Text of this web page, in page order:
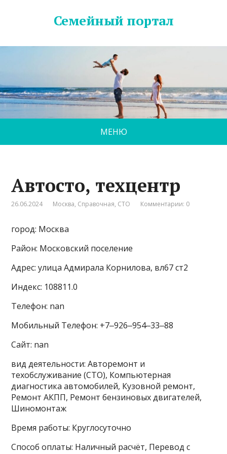
Семейный портал
МЕНЮ
Автосто, техцентр
26.06.2024 Москва, Справочная, СТО Комментарии: 0
город: Москва
Район: Московский поселение
Адрес: улица Адмирала Корнилова, вл67 ст2
Индекс: 108811.0
Телефон: nan
Мобильный Телефон: +7‒926‒954‒33‒88
Сайт: nan
вид деятельности: Авторемонт и
техобслуживание (СТО), Компьютерная
диагностика автомобилей, Кузовной ремонт,
Ремонт АКПП, Ремонт бензиновых двигателей,
Шиномонтаж
Время работы: Круглосуточно
Способ оплаты: Наличный расчёт, Перевод с